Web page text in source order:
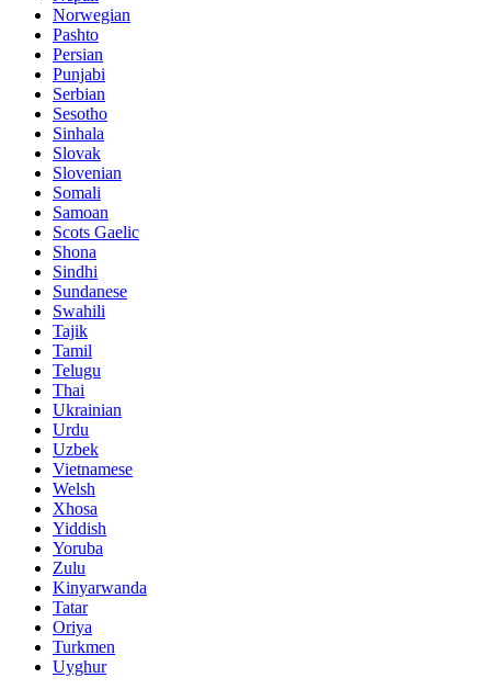
Norwegian
Pashto
Persian
Punjabi
Serbian
Sesotho
Sinhala
Slovak
Slovenian
Somali
Samoan
Scots Gaelic
Shona
Sindhi
Sundanese
Swahili
Tajik
Tamil
Telugu
Thai
Ukrainian
Urdu
Uzbek
Vietnamese
Welsh
Xhosa
Yiddish
Yoruba
Zulu
Kinyarwanda
Tatar
Oriya
Turkmen
Uyghur